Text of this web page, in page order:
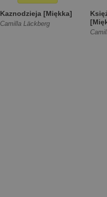
Kaznodzieja [Miękka]
Camilla Läckberg